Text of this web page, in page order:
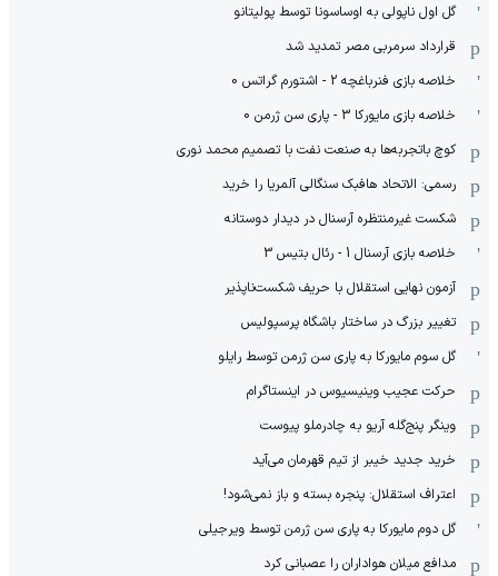
گل اول ناپولی به اوساسونا توسط پولیتانو
قرارداد سرمربی مصر تمدید شد
خلاصه بازی فنرباغچه 2 - اشتورم گراتس 0
خلاصه بازی مایورکا 3 - پاری سن ژرمن 0
کوچ باتجربه‌ها به صنعت نفت با تصمیم محمد نوری
رسمی: الاتحاد هافبک سنگالی آلمریا را خرید
شکست غیرمنتظره آرسنال در دیدار دوستانه
خلاصه بازی آرسنال 1 - رئال بتیس 3
آزمون نهایی استقلال با حریف شکست‌ناپذیر
تغییر بزرگ در ساختار باشگاه پرسپولیس
گل سوم مایورکا به پاری سن ژرمن توسط رایلو
حرکت عجیب وینیسیوس در اینستاگرام
وینگر پنج‌گله آریو به چادرملو پیوست
خرید جدید خیبر از تیم قهرمان می‌آید
اعتراف استقلال: پنجره بسته و باز نمی‌شود!
گل دوم مایورکا به پاری سن ژرمن توسط ویرجیلی
مدافع میلان هواداران را عصبانی کرد